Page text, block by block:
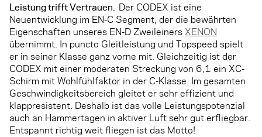
Leistung trifft Vertrauen. Der CODEX ist eine
Neuentwicklung im EN-C Segment, der die bewährten
Eigenschaften unseres EN-D Zweileiners XENON
übernimmt. In puncto Gleitleistung und Topspeed spielt
er in seiner Klasse ganz vorne mit. Gleichzeitig ist der
CODEX mit einer moderaten Streckung von 6,1 ein XC-
Schirm mit Wohlfühlfaktor in der C-Klasse. Im gesamten
Geschwindigkeitsbereich gleitet er sehr effizient und
klappresistent. Deshalb ist das volle Leistungspotenzial
auch an Hammertagen in aktiver Luft sehr gut erfliegbar.
Entspannt richtig weit fliegen ist das Motto!